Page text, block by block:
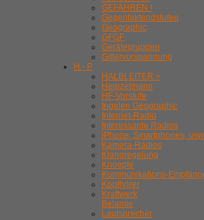
GEFAHREN !
Gegentaktendstufen
Geographic
GFGF
Gerätegruppen
Gittervorspannung
H - P
HALBLEITER >
Heinzelmann
HF-Vorstufe
Ingelen Geographic
Internet-Radio
Interessante Radios
iPhone, Smartphones,
Kamera-Radios
Klangregelung
Knoepfe
Kommunikations-
Kopfhörer
Kraftwerk
Belamie
Lautsprecher